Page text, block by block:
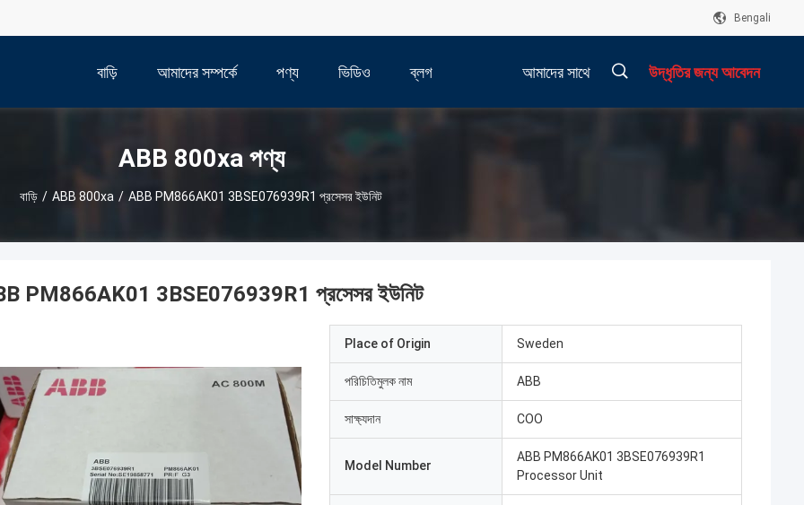
Bengali
বাড়ি আমাদের সম্পর্কে পণ্য ভিডিও ব্লগ আমাদের সাথে উদ্ধৃতির জন্য আবেদন
ABB 800xa পণ্য
বাড়ি / ABB 800xa / ABB PM866AK01 3BSE076939R1 প্রসেসর ইউনিট
PM866AK01 3BSE076939R1 প্রসেসর ইউনিট
Place of Origin Sweden
পরিচিতিমুলক নাম ABB
সাক্ষ্যদান COO
Model Number
ABB PM866AK01 3BSE076939R1
Processor Unit